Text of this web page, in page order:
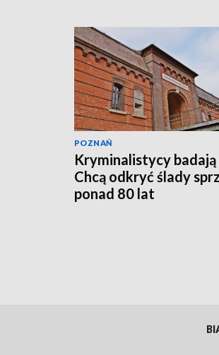
POZNAŃ
Kryminalistycy badają
Chcą odkryć ślady
ponad 80 lat